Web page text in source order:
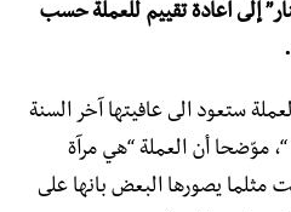
إلى اعادة تقييم للعملة حسب
ستعود الى عافيتها آخر السنة
موّضحا أن العملة “هي مرآة
مثلما يصورها البعض بانها على